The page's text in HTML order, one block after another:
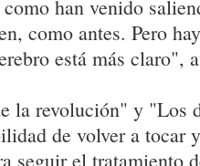
han venido
como antes. Pero
está más claro",
la revolución" y "Los
de volver a tocar
seguir el tratamiento